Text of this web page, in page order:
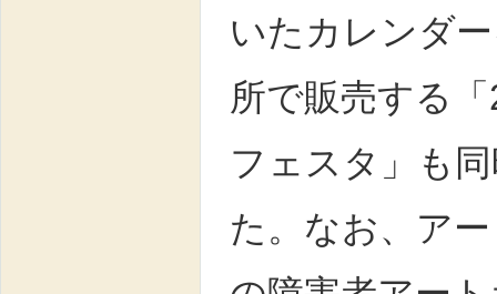
いたカレンダ
所で販売する
フェスタ」も
た。なお、ア